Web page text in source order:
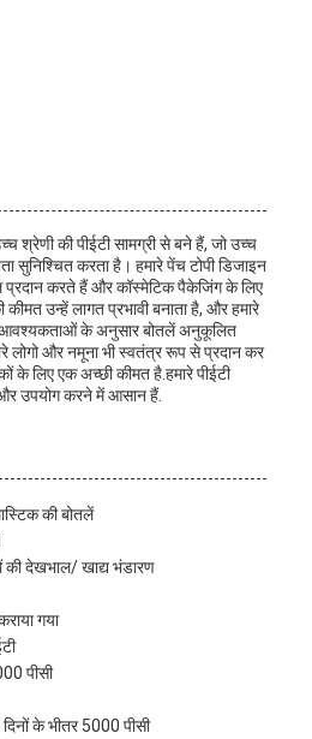
श्रेणी की पीईटी सामग्री से बने हैं, जो उच्च
सुनिश्चित करता है। हमारे पेंच टोपी डिजाइन
करते हैं और कॉस्मेटिक पैकेजिंग के लिए
उन्हें लागत प्रभावी बनाता है, और हमारे
के अनुसार बोतलें अनुकूलित
लोगो और नमूना भी स्वतंत्र रूप से प्रदान कर
के लिए एक अच्छी कीमत है.हमारे पीईटी
और उपयोग करने में आसान हैं.
की बोतलें
की देखभाल/ खाद्य भंडारण
गया
पीसी
के भीतर 5000 पीसी